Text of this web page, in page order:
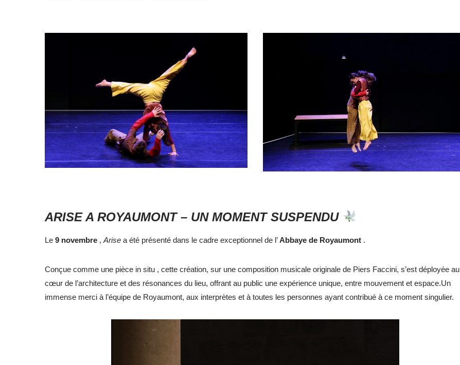
ARISE A ROYAUMONT – UN MOMENT SUSPENDU
Le 9 novembre , Arise a été présenté dans le cadre exceptionnel de l’Abbaye de Royaumont .
Conçue comme une pièce in situ , cette création, sur une composition musicale originale de Piers Faccini, s’est déployée au
cœur de l’architecture et des résonances du lieu, offrant au public une expérience unique, entre mouvement et espace.Un
immense merci à l’équipe de Royaumont, aux interprètes et à toutes les personnes ayant contribué à ce moment singulier.